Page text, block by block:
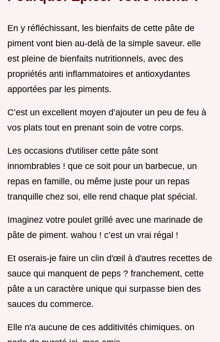
En y réfléchissant, les bienfaits de cette pâte de
piment vont bien au-delà de la simple saveur. elle
est pleine de bienfaits nutritionnels, avec des
propriétés anti inflammatoires et antioxydantes
apportées par les piments.
C’est un excellent moyen d’ajouter un peu de feu à
vos plats tout en prenant soin de votre corps.
Les occasions d'utiliser cette pâte sont
innombrables ! que ce soit pour un barbecue, un
repas en famille, ou même juste pour un repas
tranquille chez soi, elle rend chaque plat spécial.
Imaginez votre poulet grillé avec une marinade de
pâte de piment. wahou ! c’est un vrai régal !
Et oserais-je faire un clin d'œil à d'autres recettes de
sauce qui manquent de peps ? franchement, cette
pâte a un caractère unique qui surpasse bien des
sauces du commerce.
Elle n'a aucune de ces additivités chimiques. on